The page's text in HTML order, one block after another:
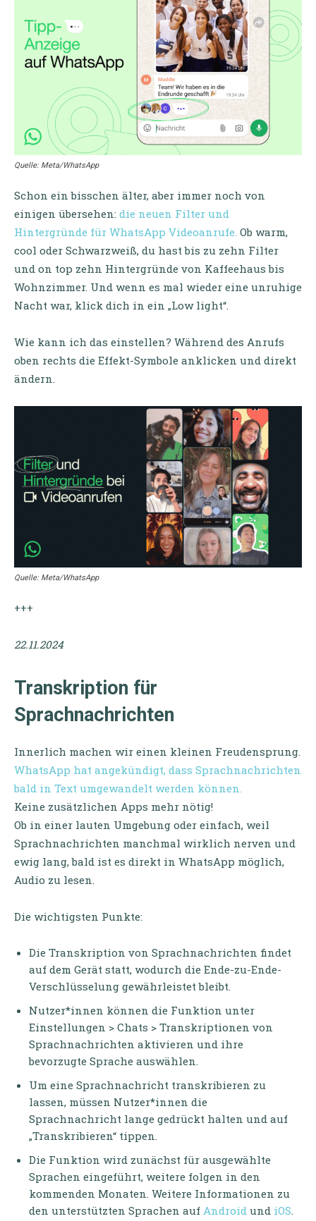
Quelle: Meta/WhatsApp
Schon ein bisschen älter, aber immer noch von
einigen übersehen: die neuen Filter und
Hintergründe für WhatsApp Videoanrufe. Ob warm,
cool oder Schwarzweiß, du hast bis zu zehn Filter
und on top zehn Hintergründe von Kaffeehaus bis
Wohnzimmer. Und wenn es mal wieder eine unruhige
Nacht war, klick dich in ein „Low light“.
Wie kann ich das einstellen? Während des Anrufs
oben rechts die Effekt-Symbole anklicken und direkt
ändern.
Quelle: Meta/WhatsApp
+++
22.11.2024
Transkription für
Sprachnachrichten
Innerlich machen wir einen kleinen Freudensprung.
WhatsApp hat angekündigt, dass Sprachnachrichten
bald in Text umgewandelt werden können.
Keine zusätzlichen Apps mehr nötig!
Ob in einer lauten Umgebung oder einfach, weil
Sprachnachrichten manchmal wirklich nerven und
ewig lang, bald ist es direkt in WhatsApp möglich,
Audio zu lesen.
Die wichtigsten Punkte:
Die Transkription von Sprachnachrichten findet
auf dem Gerät statt, wodurch die Ende-zu-Ende-
Verschlüsselung gewährleistet bleibt.
Nutzer*innen können die Funktion unter
Einstellungen > Chats > Transkriptionen von
Sprachnachrichten aktivieren und ihre
bevorzugte Sprache auswählen.
Um eine Sprachnachricht transkribieren zu
lassen, müssen Nutzer*innen die
Sprachnachricht lange gedrückt halten und auf
„Transkribieren“ tippen.
Die Funktion wird zunächst für ausgewählte
Sprachen eingeführt, weitere folgen in den
kommenden Monaten. Weitere Informationen zu
den unterstützten Sprachen auf Android und iOS.